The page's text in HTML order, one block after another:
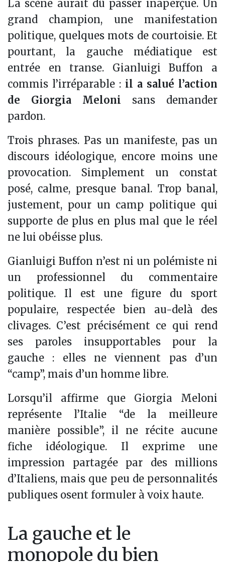
La scène aurait dû passer inaperçue. Un
grand champion, une manifestation
politique, quelques mots de courtoisie. Et
pourtant, la gauche médiatique est
entrée en transe. Gianluigi Buffon a
commis l’irréparable : il a salué l’action
de Giorgia Meloni sans demander
pardon.
Trois phrases. Pas un manifeste, pas un
discours idéologique, encore moins une
provocation. Simplement un constat
posé, calme, presque banal. Trop banal,
justement, pour un camp politique qui
supporte de plus en plus mal que le réel
ne lui obéisse plus.
Gianluigi Buffon n’est ni un polémiste ni
un professionnel du commentaire
politique. Il est une figure du sport
populaire, respectée bien au-delà des
clivages. C’est précisément ce qui rend
ses paroles insupportables pour la
gauche : elles ne viennent pas d’un
“camp”, mais d’un homme libre.
Lorsqu’il affirme que Giorgia Meloni
représente l’Italie “de la meilleure
manière possible”, il ne récite aucune
fiche idéologique. Il exprime une
impression partagée par des millions
d’Italiens, mais que peu de personnalités
publiques osent formuler à voix haute.
La gauche et le
monopole du bien